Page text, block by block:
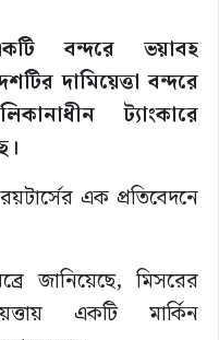
বন্দরে ভয়াবহ
দামিয়েত্তা বন্দরে
ট্যাংকারে
এক প্রতিবেদনে
জানিয়েছে, মিসরের
একটি মার্কিন